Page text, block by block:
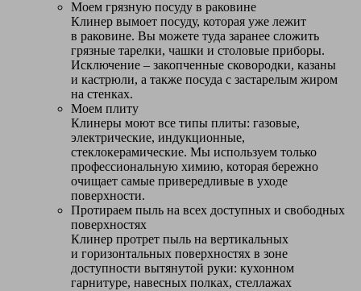
Моем грязную посуду в раковине
Клинер вымоет посуду, которая уже лежит
в раковине. Вы можете туда заранее сложить
грязные тарелки, чашки и столовые приборы.
Исключение – закопченные сковородки, казаны
и кастрюли, а также посуда с застарелым жиром
на стенках.
Моем плиту
Клинеры моют все типы плиты: газовые,
электрические, индукционные,
стеклокерамические. Мы используем только
профессиональную химию, которая бережно
очищает самые привередливые в уходе
поверхности.
Протираем пыль на всех доступных и свободных
поверхностях
Клинер протрет пыль на вертикальных
и горизонтальных поверхностях в зоне
доступности вытянутой руки: кухонном
гарнитуре, навесных полках, стеллажах